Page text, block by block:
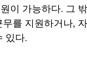
이 가능하다. 그
무를 지원하거나,
있다.